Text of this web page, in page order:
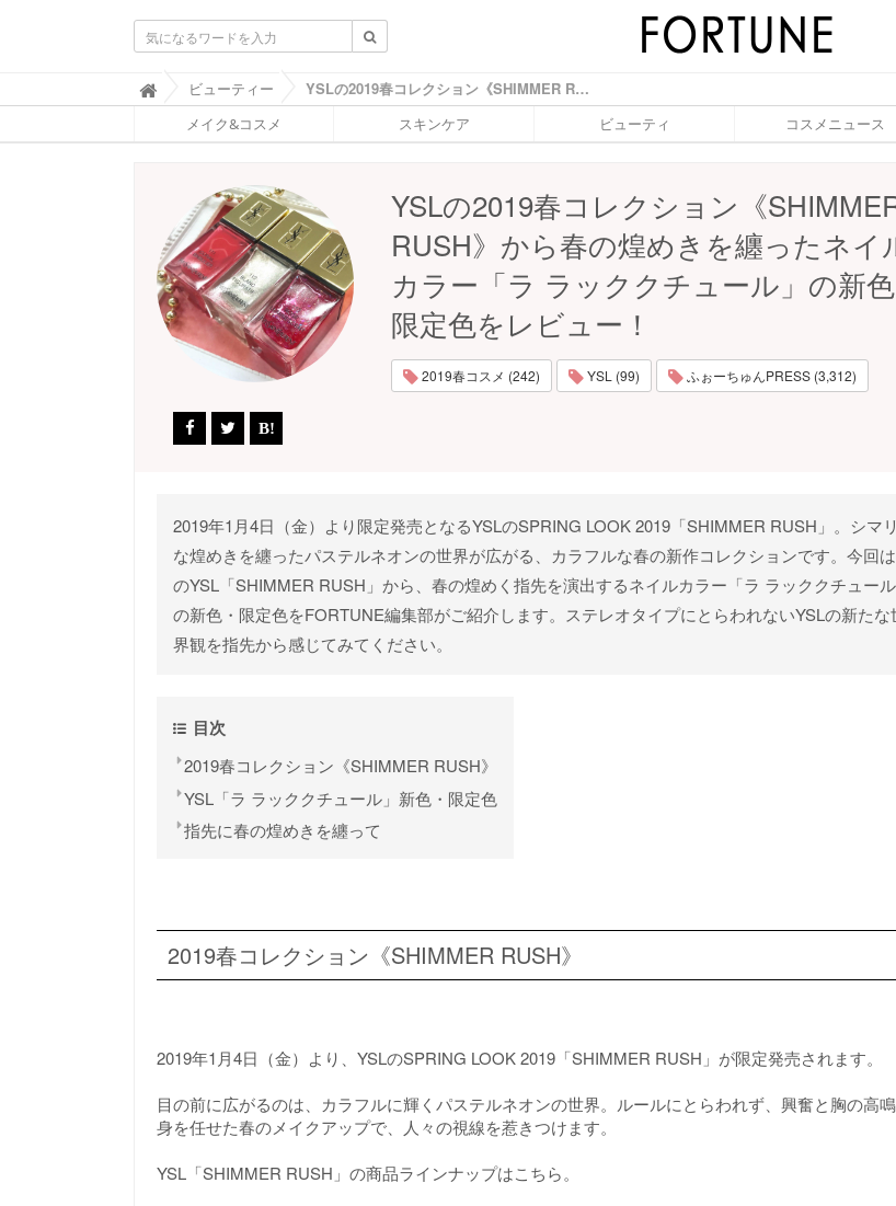
ふ
ぉ
ち
O
R
T
U
N
ビューティー YSLの2019春コレクション《SHIMMER RUSH》から春の煌めきを纏ったネイルカラー「ラ ラッククチュール」の新色・限定色をレビュー！ - ふぉーちゅん(FORTUNE)
メイク&コスメ スキンケア ビューティ コスメニュース
YSLの2019春コレクション《
RUSH》から春の煌めきを纏ったネイ
カラー「ラ ラッククチュール」の新色
限定色をレビュー！
2019春コスメ (242) YSL (99) ふぉーちゅんPRESS (3,312)
2019年1月4日（金）より限定発売となるYSLのSPRING LOOK 2019「SHIMMER RUSH」。シマ
な煌めきを纏ったパステルネオンの世界が広がる、カラフルな春の新作コレクションです。今回
のYSL「SHIMMER RUSH」から、春の煌めく指先を演出するネイルカラー「ラ ラッククチュール
の新色・限定色をFORTUNE編集部がご紹介します。ステレオタイプにとらわれないYSLの新たな
界観を指先から感じてみてください。
目次
2019春コレクション《SHIMMER RUSH》
YSL「ラ ラッククチュール」新色・限定色
指先に春の煌めきを纏って
2019春コレクション《SHIMMER RUSH》
2019年1月4日（金）より、YSLのSPRING LOOK 2019「SHIMMER RUSH」が限定発売されます。
目の前に広がるのは、カラフルに輝くパステルネオンの世界。ルールにとらわれず、興奮と胸の高
身を任せた春のメイクアップで、人々の視線を惹きつけます。
YSL「SHIMMER RUSH」の商品ラインナップはこちら。